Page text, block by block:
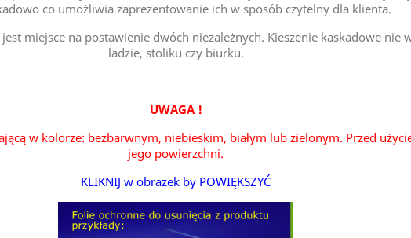
co umożliwia zaprezentowanie ich w sposób czytelny dla klienta.
miejsce na postawienie dwóch niezależnych. Kieszenie kaskadowe nie
ladzie, stoliku czy biurku.
UWAGA !
w kolorze: bezbarwnym, niebieskim, białym lub zielonym. Przed
jego powierzchni.
KLIKNIJ w obrazek by POWIĘKSZYĆ